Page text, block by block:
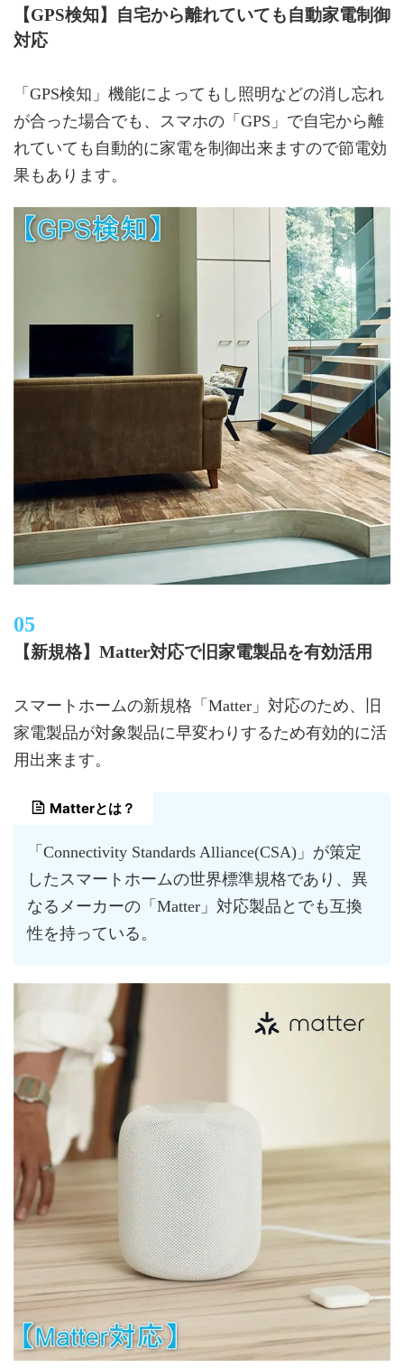
【GPS検知】自宅から離れていても自動家電制御
対応
「GPS検知」機能によってもし照明などの消し忘れ
が合った場合でも、スマホの「GPS」で自宅から離
れていても自動的に家電を制御出来ますので節電効
果もあります。
【新規格】Matter対応で旧家電製品を有効活用
スマートホームの新規格「Matter」対応のため、旧
家電製品が対象製品に早変わりするため有効的に活
用出来ます。
Matterとは？
「Connectivity Standards Alliance(CSA)」が策定
したスマートホームの世界標準規格であり、異
なるメーカーの「Matter」対応製品とでも互換
性を持っている。